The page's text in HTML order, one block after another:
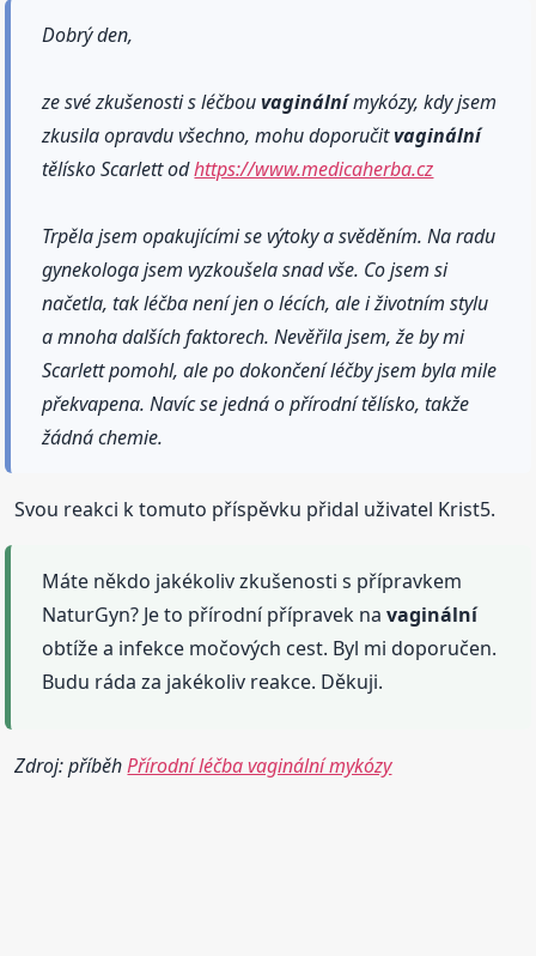
Dobrý den,
ze své zkušenosti s léčbouvaginálnímykózy, kdy jsem
zkusila opravdu všechno, mohu doporučitvaginální
tělísko Scarlett odhttps://www.medicaherba.cz
Trpěla jsem opakujícími se výtoky a svěděním. Na radu
gynekologa jsem vyzkoušela snad vše. Co jsem si
načetla, tak léčba není jen o lécích, ale i životním stylu
a mnoha dalších faktorech. Nevěřila jsem, že by mi
Scarlett pomohl, ale po dokončení léčby jsem byla mile
překvapena. Navíc se jedná o přírodní tělísko, takže
žádná chemie.
Svou reakci k tomuto příspěvku přidal uživatel Krist5.
Máte někdo jakékoliv zkušenosti s přípravkem
NaturGyn? Je to přírodní přípravek navaginální
obtíže a infekce močových cest. Byl mi doporučen.
Budu ráda za jakékoliv reakce. Děkuji.
Zdroj: příběhPřírodní léčba vaginální mykózy